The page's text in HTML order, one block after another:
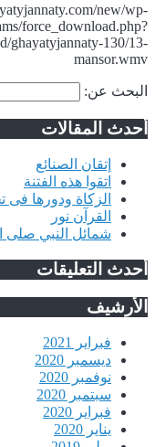
new/wp-
force_download.php?
ghayatyjannaty-130/13-
mansor.wmv
البحث عن:
أحدث المقالات
إتقان الصنائع
اتقوا هذه الفتنة
الزكاة ودورها فى
القرآن نور
شمائل النبي صلى
أحدث التعليقات
الأرشيف
فبراير 2021
ديسمبر 2020
نوفمبر 2020
سبتمبر 2020
فبراير 2020
يناير 2020